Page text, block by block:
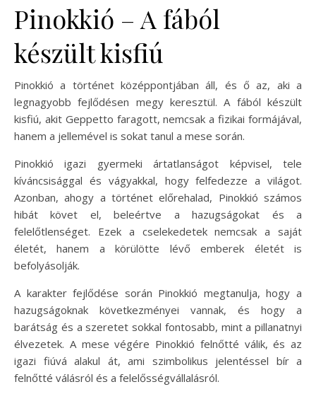
Pinokkió – A fából
készült kisfiú
Pinokkió a történet középpontjában áll, és ő az, aki a
legnagyobb fejlődésen megy keresztül. A fából készült
kisfiú, akit Geppetto faragott, nemcsak a fizikai formájával,
hanem a jellemével is sokat tanul a mese során.
Pinokkió igazi gyermeki ártatlanságot képvisel, tele
kíváncsisággal és vágyakkal, hogy felfedezze a világot.
Azonban, ahogy a történet előrehalad, Pinokkió számos
hibát követ el, beleértve a hazugságokat és a
felelőtlenséget. Ezek a cselekedetek nemcsak a saját
életét, hanem a körülötte lévő emberek életét is
befolyásolják.
A karakter fejlődése során Pinokkió megtanulja, hogy a
hazugságoknak következményei vannak, és hogy a
barátság és a szeretet sokkal fontosabb, mint a pillanatnyi
élvezetek. A mese végére Pinokkió felnőtté válik, és az
igazi fiúvá alakul át, ami szimbolikus jelentéssel bír a
felnőtté válásról és a felelősségvállalásról.